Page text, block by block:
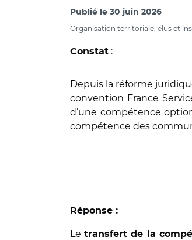
Publié le 30 juin 2026
Organisation territoriale, élus et
Constat :
Depuis la réforme
convention France
d’une compétence
compétence des
Réponse :
Letransfert de la